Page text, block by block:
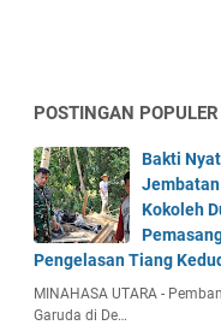
POSTINGAN POPULER
Bakti
Kokoleh
Pengelasan Tiang
MINAHASA UTARA -
Garuda di De…